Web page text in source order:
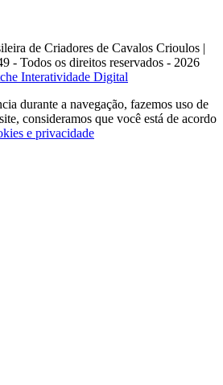
de Criadores de Cavalos Crioulos |
- Todos os direitos reservados - 2026
durante a navegação, fazemos uso de
consideramos que você está de acordo
e privacidade